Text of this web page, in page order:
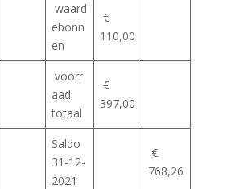
waard
ebonn
en
€
110,00
voorr
aad
totaal
€
397,00
Saldo
31-12-
2021
€
768,26